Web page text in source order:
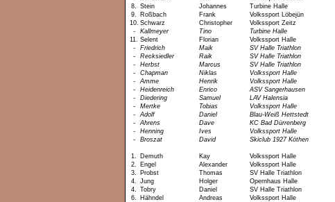
8.
Stein Johannes Turbine Halle
9.
Roßbach Frank Volkssport Löbejün
10. Schwarz Christopher Volkssport Zeitz
-
Kallmeyer Tino Turbine Halle
11.
Selent Florian Volkssport Halle
-
Friedrich Maik SV Halle Triathlon
-
Recksiedler Raik SV Halle Triathlon
-
Herbst Marcus SV Halle Triathlon
-
Chapman Niklas Volkssport Halle
-
Amme Henrik Volkssport Halle
-
Heidenreich Enrico ASV Sangerhausen
-
Diedering Samuel LAV Halensia
-
Mertke Tobias Volkssport Halle
-
Adolf Daniel Blau-Weiß Hettstedt
-
Ahrens Dave KC Bad Dürrenberg
-
Henning Ives Volkssport Halle
-
Broszat David Skiclub 1927 Köthen
1. Demuth Kay Volkssport Halle
2.
Engel Alexander Volkssport Halle
3.
Probst Thomas SV Halle Triathlon
4.
Jung Holger Opernhaus Halle
4.
Tobry Daniel SV Halle Triathlon
6.
Hähndel Andreas Volkssport Halle